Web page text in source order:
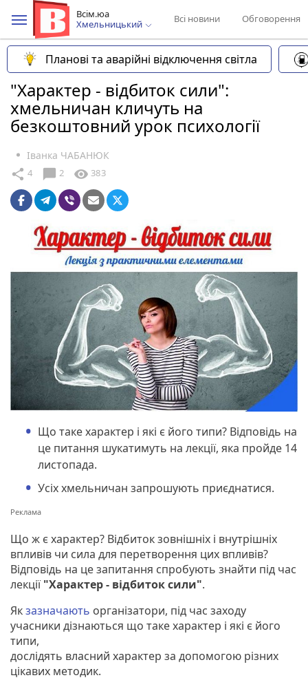
Всім.юа
Хмельницький
Всі новини Обговорення
Планові та аварійні відключення світла
"Характер - відбиток сили":
хмельничан кличуть на
безкоштовний урок психології
Іванка ЧАБАНЮК
share 4 chat_bubble 2 visibility 383
Що таке характер і які є його типи? Відповідь на
це питання шукатимуть на лекції, яка пройде 14
листопада.
Усіх хмельничан запрошують приєднатися.
Що ж є характер? Відбиток зовнішніх і внутрішніх
впливів чи сила для перетворення цих впливів?
Відповідь на це запитання спробують знайти під час
лекції"Характер - відбиток сили".
Якзазначають організатори, під час заходу
учасники дізнаються що таке характер і які є його
типи,
дослідять власний характер за допомогою різних
цікавих методик.